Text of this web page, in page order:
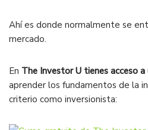
Ahí es donde normalmente se
mercado.
En The Investor U tienes acceso
aprender los fundamentos de la
criterio como inversionista: